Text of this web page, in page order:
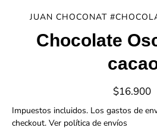
JUAN CHOCONAT
Chocolate
$16.900
Impuestos incluidos. Los gastos de
checkout. Ver política de envíos